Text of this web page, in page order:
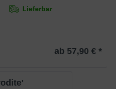
Lieferbar
ab 57,90 € *